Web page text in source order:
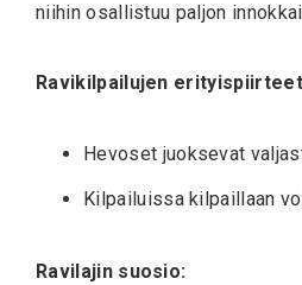
niihin osallistuu paljon
Ravikilpailujen
Hevoset juoksevat
Kilpailuissa kilpaillaan
Ravilajin suosio: